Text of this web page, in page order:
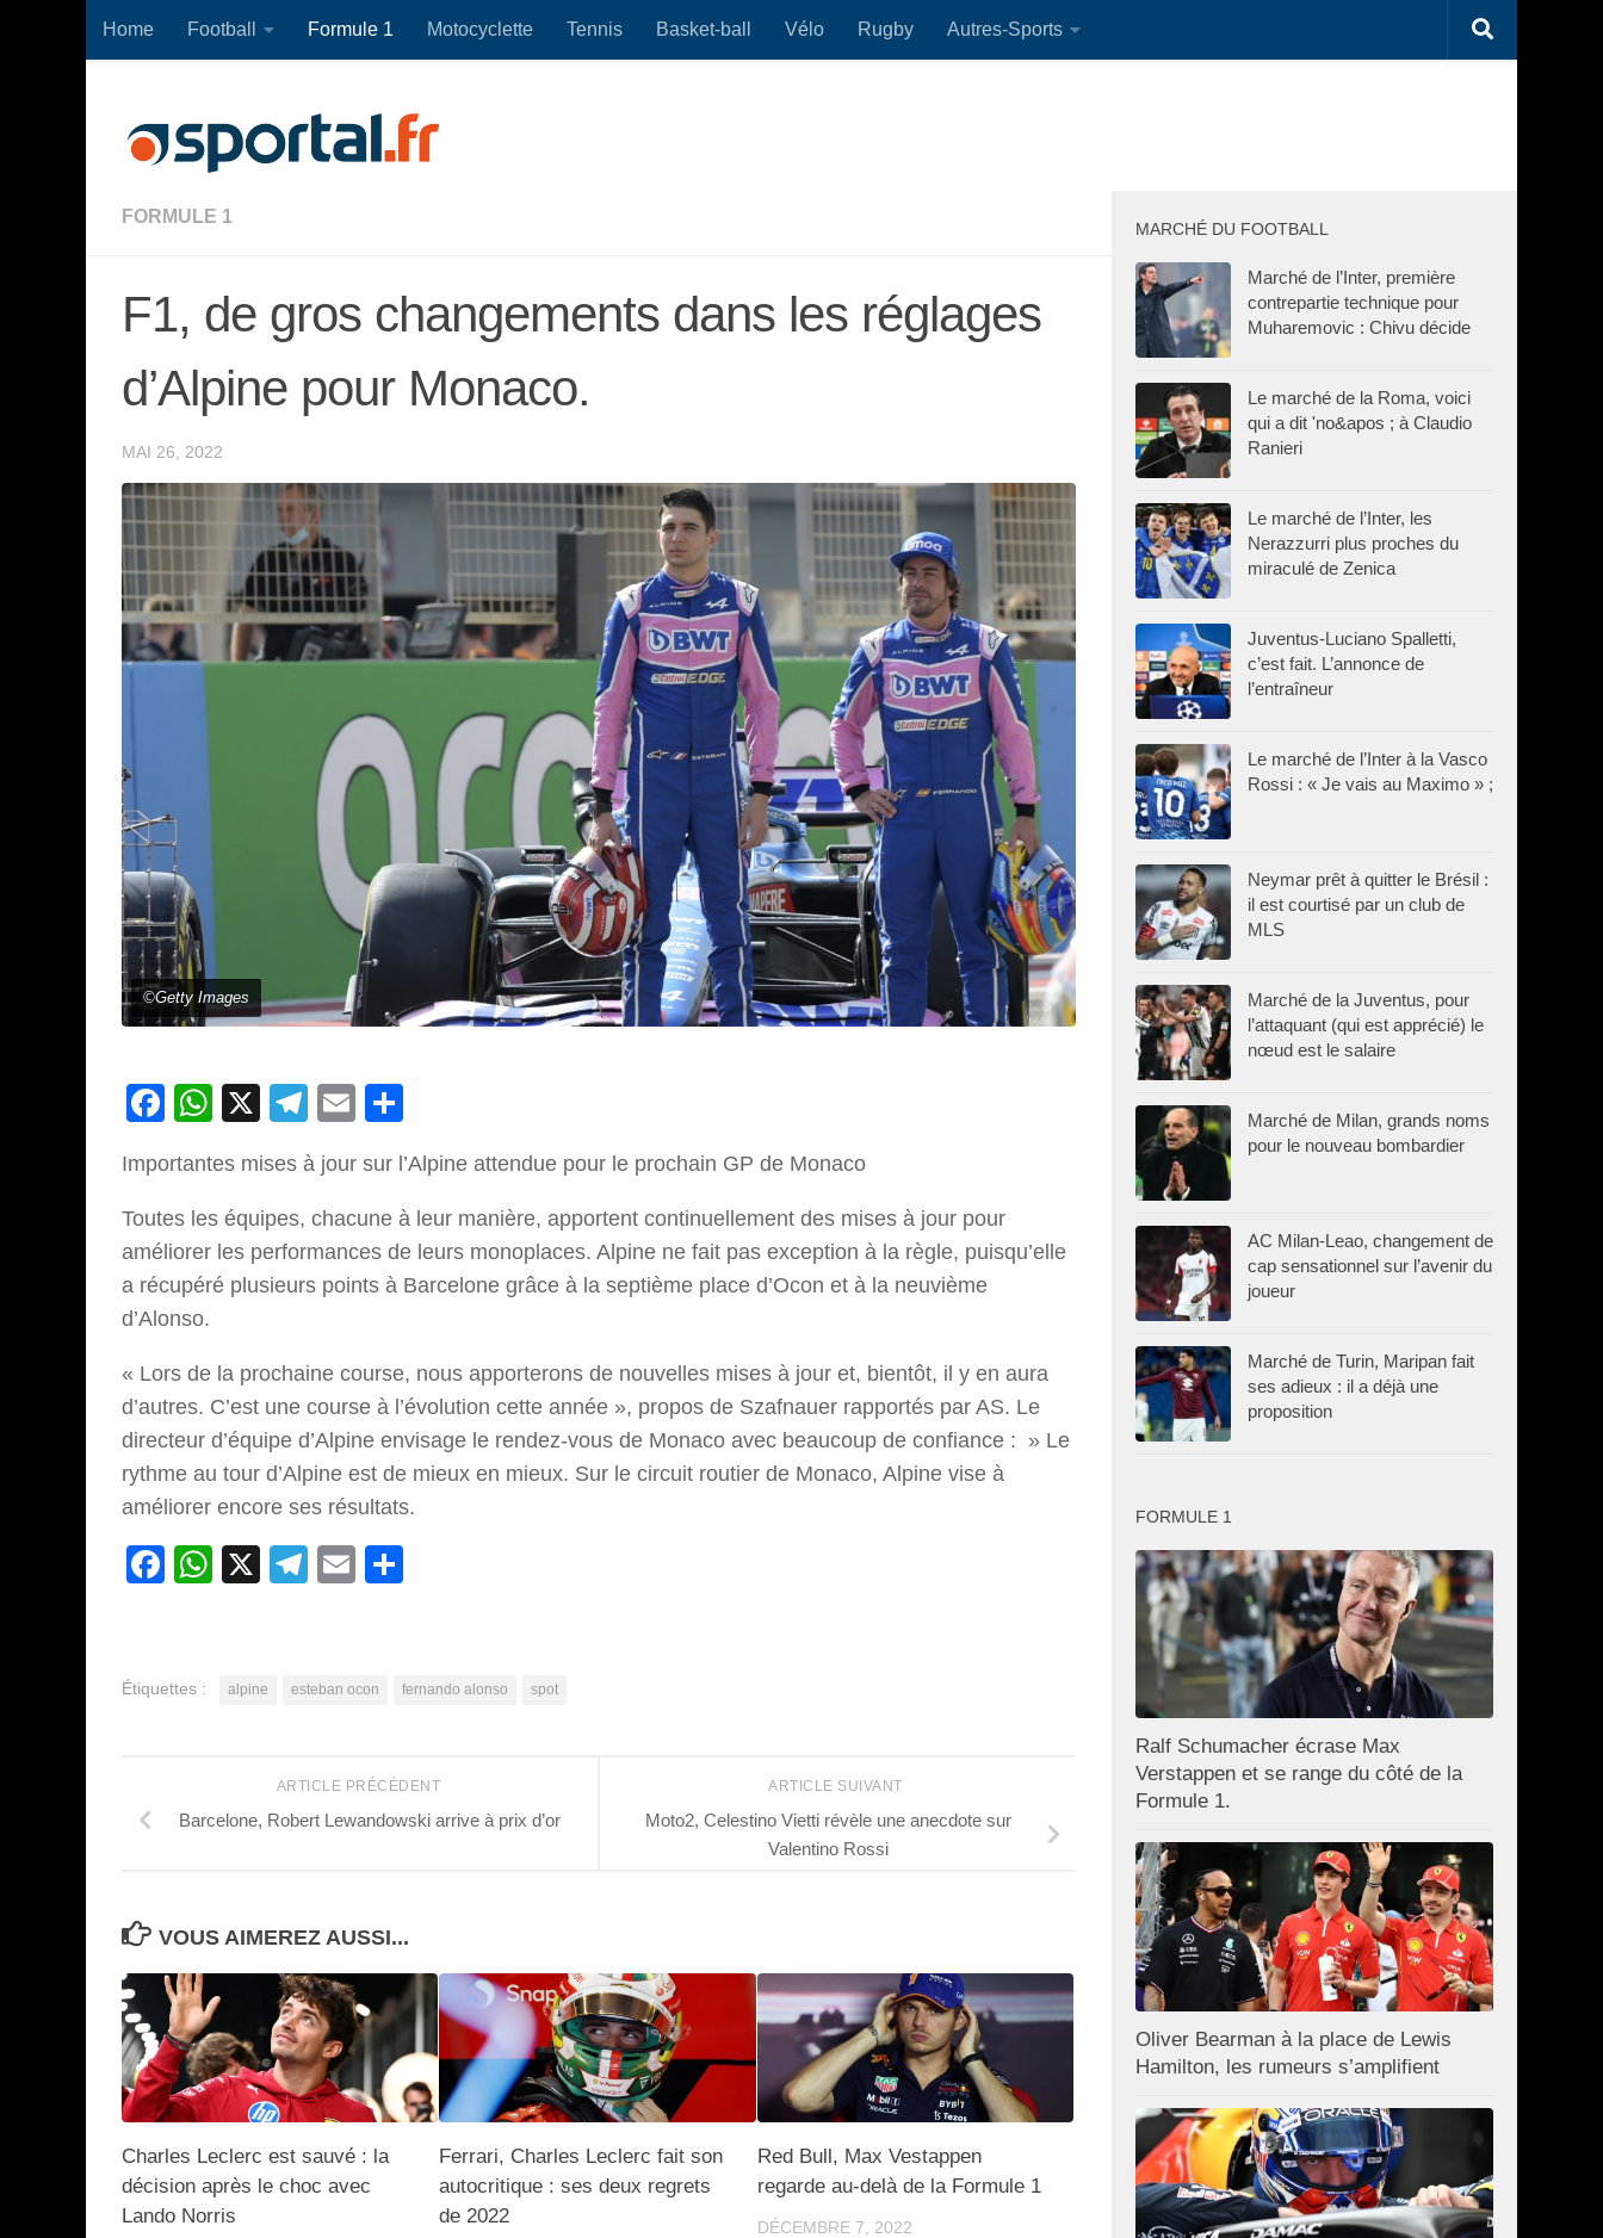
Skip to content
Home Football Formule 1 Motocyclette Tennis Basket-ball Vélo Rugby Autres-Sports
FORMULE 1
F1, de gros changements dans les réglages
d’Alpine pour Monaco.
MAI 26, 2022
©Getty Images
Facebook
WhatsApp
X Telegram
Email
Importantes mises à jour sur l’Alpine attendue pour le prochain GP de Monaco
Toutes les équipes, chacune à leur manière, apportent continuellement des mises à jour pour
améliorer les performances de leurs monoplaces. Alpine ne fait pas exception à la règle, puisqu’elle
a récupéré plusieurs points à Barcelone grâce à la septième place d’Ocon et à la neuvième
d’Alonso.
« Lors de la prochaine course, nous apporterons de nouvelles mises à jour et, bientôt, il y en aura
d’autres. C’est une course à l’évolution cette année », propos de Szafnauer rapportés par AS. Le
directeur d’équipe d’Alpine envisage le rendez-vous de Monaco avec beaucoup de confiance : » Le
rythme au tour d’Alpine est de mieux en mieux. Sur le circuit routier de Monaco, Alpine vise à
améliorer encore ses résultats.
Facebook
WhatsApp
X Telegram
Email
Étiquettes : alpine esteban ocon fernando alonso spot
ARTICLE SUIVANT
Moto2, Celestino Vietti révèle une anecdote sur
Valentino Rossi
ARTICLE PRÉCÉDENT
Barcelone, Robert Lewandowski arrive à prix d’or
VOUS AIMEREZ AUSSI...
Charles Leclerc est sauvé : la
décision après le choc avec
Lando Norris
Ferrari, Charles Leclerc fait son
autocritique : ses deux regrets
de 2022
Red Bull, Max Vestappen
regarde au-delà de la Formule 1
DÉCEMBRE 7, 2022
MARCHÉ DU FOOTBALL
Marché de l’Inter, première
contrepartie technique pour
Muharemovic : Chivu décide
Le marché de la Roma, voici
qui a dit 'no&apos ; à Claudio
Ranieri
Le marché de l’Inter, les
Nerazzurri plus proches du
miraculé de Zenica
Juventus-Luciano Spalletti,
c’est fait. L’annonce de
l’entraîneur
Le marché de l’Inter à la Vasco
Rossi : « Je vais au Maximo » ;
Neymar prêt à quitter le Brésil :
il est courtisé par un club de
MLS
Marché de la Juventus, pour
l’attaquant (qui est apprécié) le
nœud est le salaire
Marché de Milan, grands noms
pour le nouveau bombardier
AC Milan-Leao, changement de
cap sensationnel sur l’avenir du
joueur
Marché de Turin, Maripan fait
ses adieux : il a déjà une
proposition
FORMULE 1
Ralf Schumacher écrase Max
Verstappen et se range du côté de la
Formule 1.
Oliver Bearman à la place de Lewis
Hamilton, les rumeurs s’amplifient